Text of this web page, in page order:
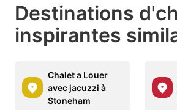
Destinations
inspirantes
Chalet a Louer
avec jacuzzi à
Stoneham